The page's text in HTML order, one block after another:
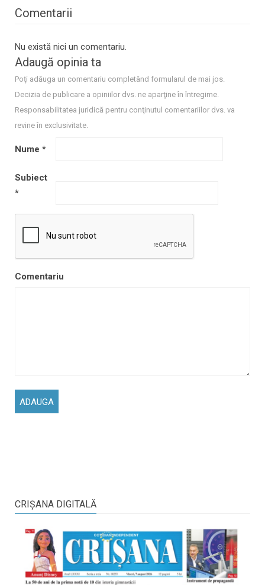
Comentarii
Nu există nici un comentariu.
Adaugă opinia ta
Poţi adăuga un comentariu completând formularul de mai jos.
Decizia de publicare a opiniilor dvs. ne aparţine în întregime.
Responsabilitatea juridică pentru conţinutul comentariilor dvs. va
revine în exclusivitate.
Nume *
Subiect
*
Comentariu
CRIŞANA DIGITALĂ